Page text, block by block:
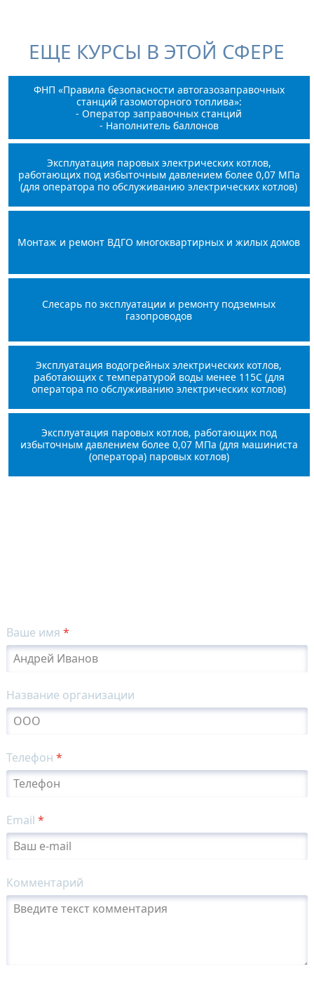
ЕЩЕ КУРСЫ В ЭТОЙ СФЕРЕ
ФНП «Правила безопасности автогазозаправочных
станций газомоторного топлива»:
- Оператор заправочных станций
- Наполнитель баллонов
Эксплуатация паровых электрических котлов,
работающих под избыточным давлением более 0,07 МПа
(для оператора по обслуживанию электрических котлов)
Монтаж и ремонт ВДГО многоквартирных и жилых домов
Слесарь по эксплуатации и ремонту подземных
газопроводов
Эксплуатация водогрейных электрических котлов,
работающих с температурой воды менее 115С (для
оператора по обслуживанию электрических котлов)
Эксплуатация паровых котлов, работающих под
избыточным давлением более 0,07 МПа (для машиниста
(оператора) паровых котлов)
Ваше имя *
Название организации
Телефон *
Email *
Комментарий